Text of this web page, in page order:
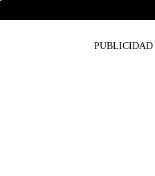
PUBLICIDAD